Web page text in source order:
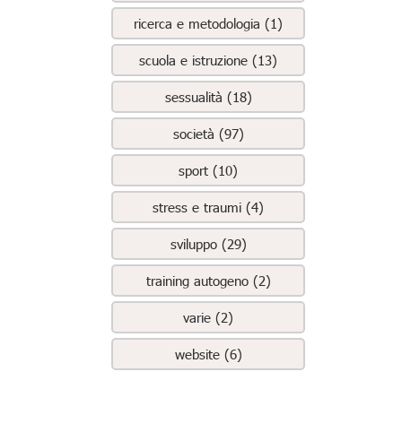
ricerca e metodologia (1)
scuola e istruzione (13)
sessualità (18)
società (97)
sport (10)
stress e traumi (4)
sviluppo (29)
training autogeno (2)
varie (2)
website (6)